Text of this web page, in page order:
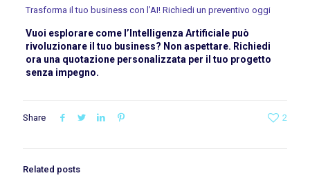
Trasforma il tuo business con l’AI! Richiedi un preventivo oggi
Vuoi esplorare come l’Intelligenza Artificiale può
rivoluzionare il tuo business? Non aspettare. Richiedi
ora una quotazione personalizzata per il tuo progetto
senza impegno.
Share 2
Related posts